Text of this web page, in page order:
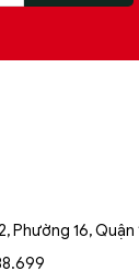
16, Quận